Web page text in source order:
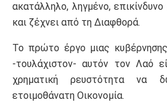
ακατάλληλο, ληγμένο,
και ζέχνει από τη Διαφθορά.
Το πρώτο έργο μιας
-τουλάχιστον- αυτόν τον Λαό
χρηματική ρευστότητα να
ετοιμοθάνατη Οικονομία.